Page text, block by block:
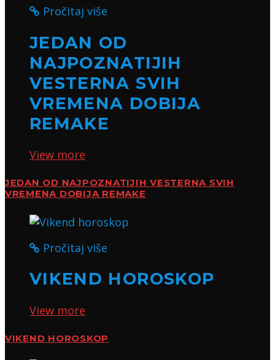
Pročitaj više
JEDAN OD
NAJPOZNATIJIH
VESTERNA SVIH
VREMENA DOBIJA
REMAKE
View more
JEDAN OD NAJPOZNATIJIH VESTERNA SVIH
VREMENA DOBIJA REMAKE
Pročitaj više
VIKEND HOROSKOP
View more
VIKEND HOROSKOP